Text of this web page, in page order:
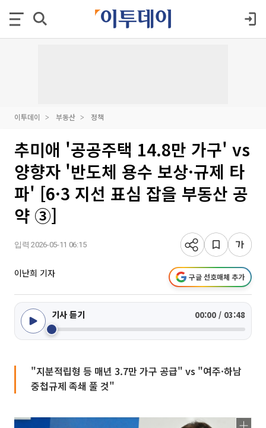
이투데이 부동산 정책
추미애 '공공주택 14.8만 가구' vs
양향자 '반도체 용수 보상·규제 타
파' [6·3 지선 표심 잡을 부동산 공
약 ③]
입력 2026-05-11 06:15
이난희 기자 구글 선호매체 추가
기사 듣기 00:00 / 03:48
"지분적립형 등 매년 3.7만 가구 공급" vs "여주·하남
중첩규제 족쇄 풀 것"